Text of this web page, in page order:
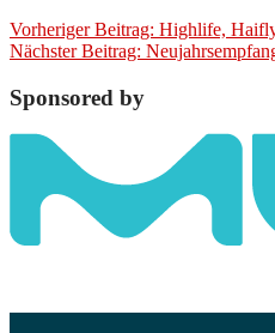
Vorheriger Beitrag: Highlife,
Nächster Beitrag:
Sponsored by